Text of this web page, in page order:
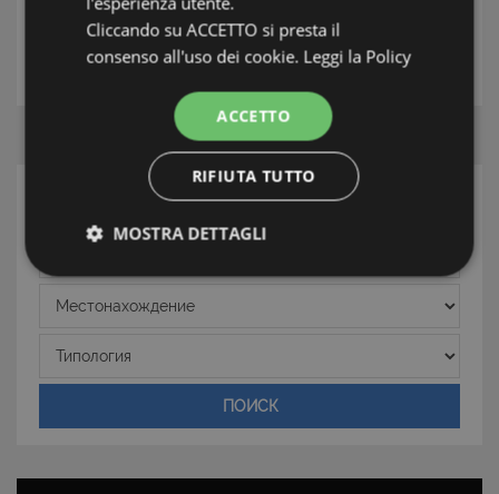
Местонахождение
Типология
ПОИСК
Cliccando su ACCETTO si presta il
consenso all'uso dei cookie. Leggi la Policy
ACCETTO
RIFIUTA TUTTO
MOSTRA DETTAGLI
Strettamente necessari e Statistiche
I cookie strettamente necessari consentono